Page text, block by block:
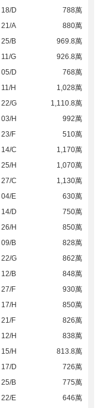
18/D
788萬
21/A
880萬
25/B
969.8萬
11/G
926.8萬
05/D
768萬
11/H
1,028萬
22/G
1,110.8萬
03/H
992萬
23/F
510萬
14/C
1,170萬
25/H
1,070萬
27/C
1,130萬
04/E
630萬
14/D
750萬
26/H
850萬
09/B
828萬
22/G
862萬
12/B
848萬
27/F
930萬
17/H
850萬
21/F
826萬
12/H
838萬
15/H
813.8萬
17/D
726萬
25/B
775萬
22/E
646萬